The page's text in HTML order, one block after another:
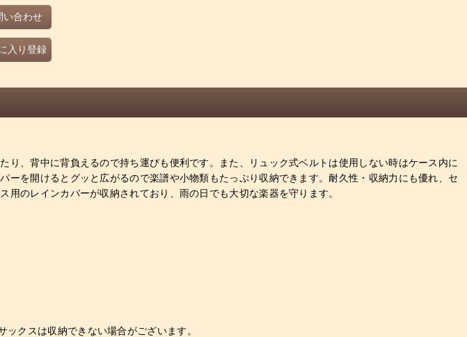
い合わせ
入り登録
、背中に背負えるので持ち運びも便利です。また、リュック式ベルトは使用しない時はケース内に
を開けるとグッと広がるので楽譜や小物類もたっぷり収納できます。耐久性・収納力にも優れ、セ
のレインカバーが収納されており、雨の日でも大切な楽器を守ります。
クスは収納できない場合がございます。